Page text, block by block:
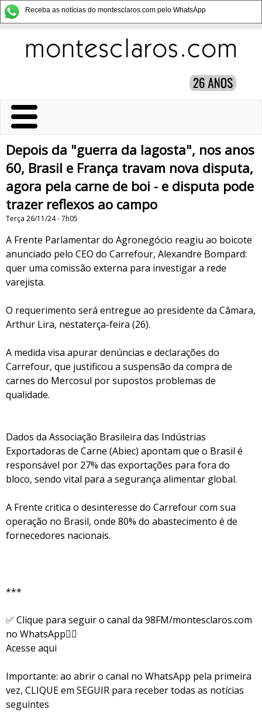
Receba as notícias do montesclaros.com pelo WhatsApp
Depois da "guerra da lagosta", nos anos
60, Brasil e França travam nova disputa,
agora pela carne de boi - e disputa pode
trazer reflexos ao campo
Terça 26/11/24 - 7h05
A Frente Parlamentar do Agronegócio reagiu ao boicote
anunciado pelo CEO do Carrefour, Alexandre Bompard:
quer uma comissão externa para investigar a rede
varejista.
O requerimento será entregue ao presidente da Câmara,
Arthur Lira, nestaterça-feira (26).
A medida visa apurar denúncias e declarações do
Carrefour, que justificou a suspensão da compra de
carnes do Mercosul por supostos problemas de
qualidade.
Dados da Associação Brasileira das Indústrias
Exportadoras de Carne (Abiec) apontam que o Brasil é
responsável por 27% das exportações para fora do
bloco, sendo vital para a segurança alimentar global.
A Frente critica o desinteresse do Carrefour com sua
operação no Brasil, onde 80% do abastecimento é de
fornecedores nacionais.
***
✅ Clique para seguir o canal da 98FM/montesclaros.com
no WhatsApp👇🏻
Acesse aqui
Importante: ao abrir o canal no WhatsApp pela primeira
vez, CLIQUE em SEGUIR para receber todas as notícias
seguintes